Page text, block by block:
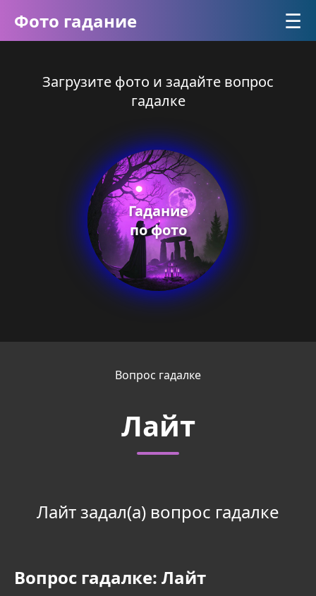
Фото гадание ☰
Загрузите фото и задайте вопрос
гадалке
Гадание
по фото
Вопрос гадалке
Лайт
Лайт задал(а) вопрос гадалке
Вопрос гадалке: Лайт